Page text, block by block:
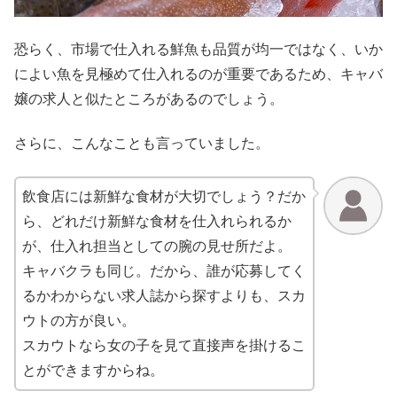
恐らく、市場で仕入れる鮮魚も品質が均一ではなく、いか
によい魚を見極めて仕入れるのが重要であるため、キャバ
嬢の求人と似たところがあるのでしょう。
さらに、こんなことも言っていました。
飲食店には新鮮な食材が大切でしょう？だか
ら、どれだけ新鮮な食材を仕入れられるか
が、仕入れ担当としての腕の見せ所だよ。
キャバクラも同じ。だから、誰が応募してく
るかわからない求人誌から探すよりも、スカ
ウトの方が良い。
スカウトなら女の子を見て直接声を掛けるこ
とができますからね。